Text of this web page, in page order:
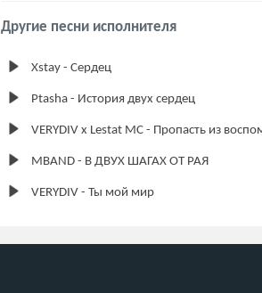
Другие песни исполнителя
Xstay - Сердец
Ptasha - История двух сердец
VERYDIV x Lestat MC - Пропасть из
MBAND - В ДВУХ ШАГАХ ОТ РАЯ
VERYDIV - Ты мой мир